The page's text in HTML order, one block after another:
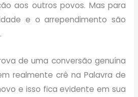
aos outros povos. Mas para
e o arrependimento são
de uma conversão genuína
realmente crê na Palavra de
e isso fica evidente em sua